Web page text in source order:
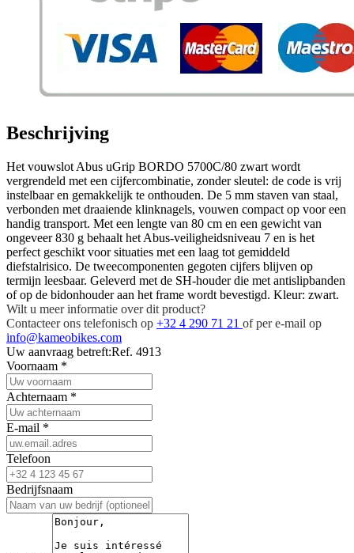
Beschrijving
Het vouwslot Abus uGrip BORDO 5700C/80 zwart wordt
vergrendeld met een cijfercombinatie, zonder sleutel: de code is vrij
instelbaar en gemakkelijk te onthouden. De 5 mm staven van staal,
verbonden met draaiende klinknagels, vouwen compact op voor een
handig transport. Met een lengte van 80 cm en een gewicht van
ongeveer 830 g behaalt het Abus-veiligheidsniveau 7 en is het
perfect geschikt voor situaties met een laag tot gemiddeld
diefstalrisico. De tweecomponenten gegoten cijfers blijven op
termijn leesbaar. Geleverd met de SH-houder die met antislipbanden
of op de bidonhouder aan het frame wordt bevestigd. Kleur: zwart.
Wilt u meer informatie over dit product?
Contacteer ons telefonisch op +32 4 290 71 21 of per e-mail op
info@kameobikes.com
Uw aanvraag betreft:Ref. 4913
Voornaam *
Achternaam *
E-mail *
Telefoon
Bedrijfsnaam